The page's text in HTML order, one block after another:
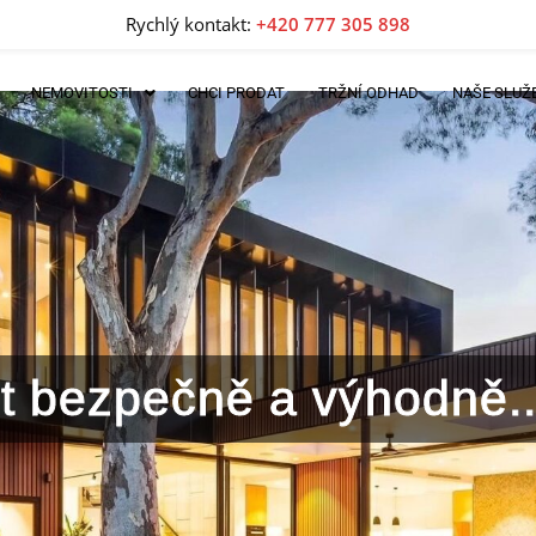
bezpečně a
NEMOVITOSTI CHCI PRODAT TRŽNÍ ODHAD NAŠE
Rychlý kontakt: +420 777 305 898